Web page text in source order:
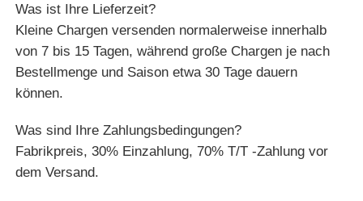
Was ist Ihre Lieferzeit?
Kleine Chargen versenden normalerweise innerhalb
von 7 bis 15 Tagen, während große Chargen je nach
Bestellmenge und Saison etwa 30 Tage dauern
können.
Was sind Ihre Zahlungsbedingungen?
Fabrikpreis, 30% Einzahlung, 70% T/T -Zahlung vor
dem Versand.